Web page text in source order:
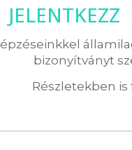
bizonyítványt
Részletekben is